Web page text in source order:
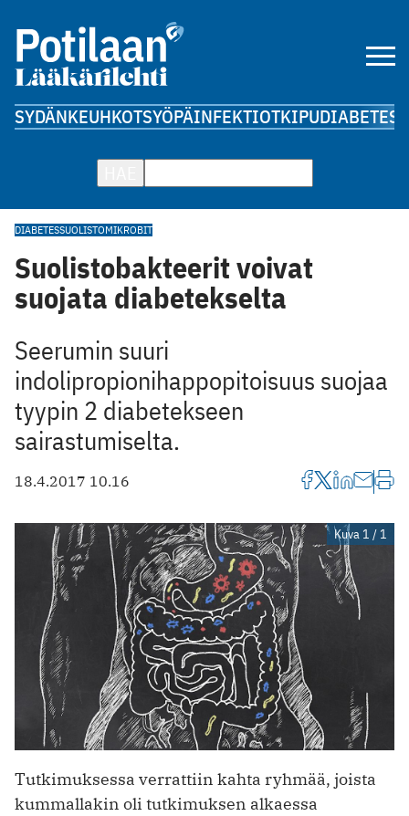
SYDÄNKEUHKOTSYÖPÄINFEKTIOTKIPUDIABETES
DIABETESSUOLISTOMIKROBIT
Suolistobakteerit voivat
suojata diabetekselta
Seerumin suuri
indolipropionihappopitoisuus suojaa
tyypin 2 diabetekseen
sairastumiselta.
18.4.2017 10.16
Kuva 1 / 1
Tutkimuksessa verrattiin kahta ryhmää, joista
kummallakin oli tutkimuksen alkaessa